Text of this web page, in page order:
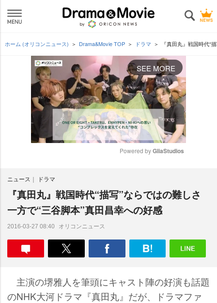
ホーム (オリコンニュース) Drama&Movie TOP ドラマ 『真田丸』戦国時代“
SEE MORE
e
Powered by GliaStudios
ニュース ドラマ
『真田丸』戦国時代“描写”ならではの難しさ
一方で“三谷脚本”真田昌幸への好感
2016-03-27 08:40 オリコンニュース
主演の堺雅人を筆頭にキャスト陣の好演も話題
のNHK大河ドラマ『真田丸』だが、ドラマファ